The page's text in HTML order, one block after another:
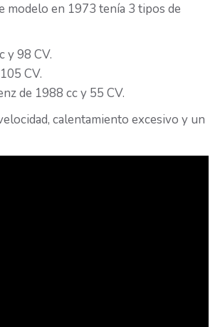
modelo en 1973 tenía 3 tipos de
y 98 CV.
CV.
de 1988 cc y 55 CV.
calentamiento excesivo y un